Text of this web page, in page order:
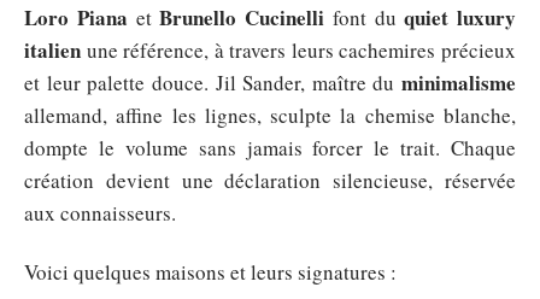
Loro Piana etBrunello Cucinelli font duquiet luxury
italien une référence, à travers leurs cachemires précieux
et leur palette douce. Jil Sander, maître du minimalisme
allemand, affine les lignes, sculpte la chemise blanche,
dompte le volume sans jamais forcer le trait. Chaque
création devient une déclaration silencieuse, réservée
aux connaisseurs.
Voici quelques maisons et leurs signatures :